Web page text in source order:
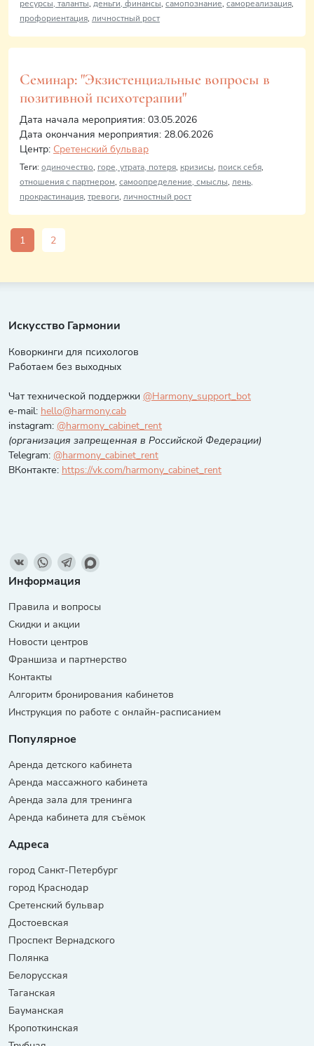
ресурсы, таланты, деньги, финансы, самопознание, самореализация,
профориентация, личностный рост
Семинар: "Экзистенциальные вопросы в
позитивной психотерапии"
Дата начала мероприятия: 03.05.2026
Дата окончания мероприятия: 28.06.2026
Центр: Сретенский бульвар
Теги: одиночество, горе, утрата, потеря, кризисы, поиск себя,
отношения с партнером, самоопределение, смыслы, лень,
прокрастинация, тревоги, личностный рост
1 2
Искусство Гармонии
Коворкинги для психологов
Работаем без выходных
Чат технической поддержки @Harmony_support_bot
e-mail: hello@harmony.cab
instagram: @harmony_cabinet_rent
(организация запрещенная в Российской Федерации)
Telegram: @harmony_cabinet_rent
ВКонтакте: https://vk.com/harmony_cabinet_rent
Информация
Правила и вопросы
Скидки и акции
Новости центров
Франшиза и партнерство
Контакты
Алгоритм бронирования кабинетов
Инструкция по работе с онлайн-расписанием
Популярное
Аренда детского кабинета
Аренда массажного кабинета
Аренда зала для тренинга
Аренда кабинета для съёмок
Адреса
город Санкт-Петербург
город Краснодар
Сретенский бульвар
Достоевская
Проспект Вернадского
Полянка
Белорусская
Таганская
Бауманская
Кропоткинская